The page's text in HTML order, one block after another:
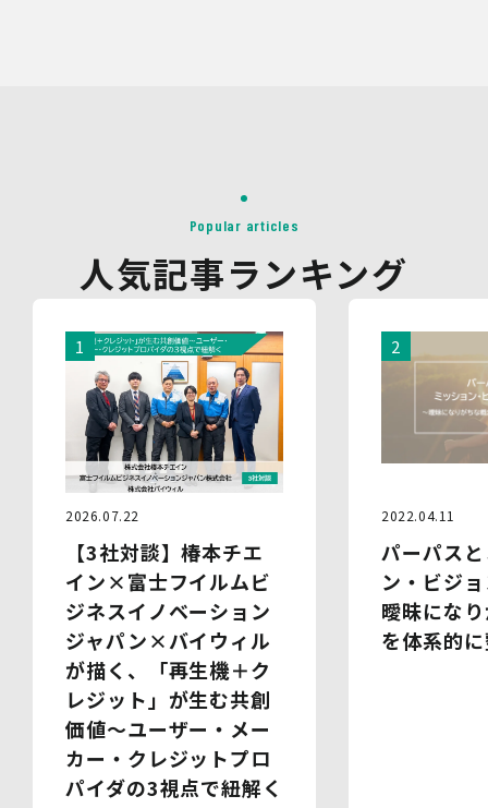
・各種お問い合わせに対応するため
正確な把握のため
・取得した情報を解析又は分析して、当社サービス「環境
グ」「ブランドコンサルティング」の改善・開発を行うた
め
・統計資料の作成のため
4.第三者への提供
当社は、イベントやセミナーにて取得した個人情報につ
き、以下の内容に従って第三者提供を行うことがありま
す。なお、本人の同意がある場合及び法令の定めによる場
第三者に提供することはありません。
(1)提供先
イベント・セミナーの共催事業者
(2)提供される個人情報の内容
会社名・所属団体等の名称、所属名、役職名等の肩書、氏
名、住所、電話番号、メールアドレス、その他イベント・
セミナーを通じて取得した情報
(3)第三者提供の方法
電話、FAX、電子メール、郵送などの一般的な方法
(4)その他
上記の内容によらない個人情報の第三者提供を行う場合に
は、あらかじめ本人に対し個別具体的な内容を提示して同
意を得ます。
Popular articles
人気記事ランキング
2026.07.22
【3社対談】椿本チエ
イン×富士フイルムビ
ジネスイノベーション
ジャパン×バイウィル
が描く、「再生機＋ク
レジット」が生む共創
価値～ユーザー・メー
カー・クレジットプロ
パイダの3視点で紐解く
2022.04.11
パーパス
ン・ビジ
曖昧にな
を体系的